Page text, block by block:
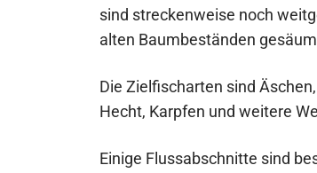
sind streckenweise noch
alten Baumbeständen
Die Zielfischarten sind
Hecht, Karpfen und weitere
Einige Flussabschnitte sind